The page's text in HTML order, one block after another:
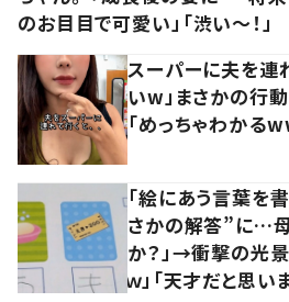
のお目目で可愛い」「渋い～！」
スーパーに夫を連
いw」まさかの行動
「めっちゃわかる
「絵にあう言葉を
さかの解答”に…母
か？」→衝撃の光
ｗ」「天才だと思い